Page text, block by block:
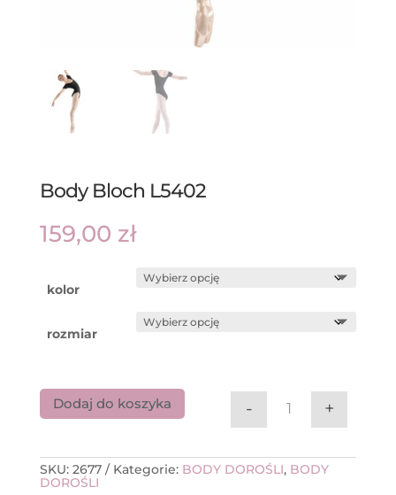
Body Bloch L5402
159,00 zł
kolor
rozmiar
ilość Body Bloch
- +
Dodaj do koszyka
SKU: 2677 Kategorie: BODY DOROŚLI, BODY
DOROŚLI